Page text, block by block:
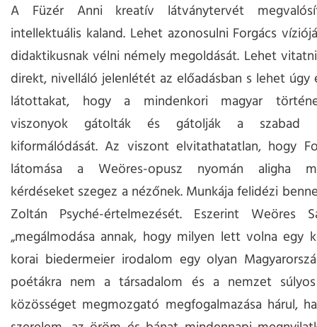
A Füzér Anni kreatív látványtervét
intellektuális kaland. Lehet azonosulni Forgács
didaktikusnak vélni némely megoldását. Lehet
direkt, nivelláló jelenlétét az előadásban s lehet úgy
látottakat, hogy a mindenkori magyar
viszonyok gátolták és gátolják a szabad
kiformálódását. Az viszont elvitathatatlan, hogy
látomása a Weöres-opusz nyomán aligha
kérdéseket szegez a nézőnek. Munkája felidézi
Zoltán Psyché-értelmezését. Eszerint Weöres
„megálmodása annak, hogy milyen lett volna egy
korai biedermeier irodalom egy olyan
poétákra nem a társadalom és a nemzet
közösséget megmozgató megfogalmazása hárul,